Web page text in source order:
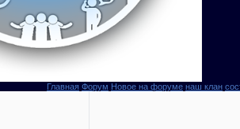
Главная Форум Новое на форуме наш клан